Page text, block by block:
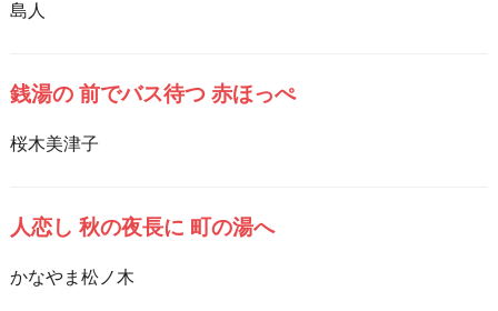
島人
銭湯の 前でバス待つ 赤ほっぺ
桜木美津子
人恋し 秋の夜長に 町の湯へ
かなやま松ノ木